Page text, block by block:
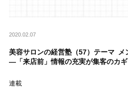
2020.02.07
美容サロンの経営塾（57）テーマ メ
―「来店前」情報の充実が集客のカギ
連載